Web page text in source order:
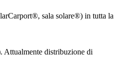
sala solare®) in tutta la
Attualmente distribuzione di